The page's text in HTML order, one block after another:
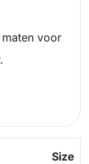
voor
Size